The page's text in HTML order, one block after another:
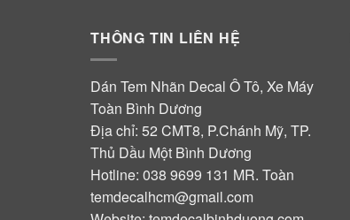
THÔNG TIN LIÊN HỆ
Dán Tem Nhãn Decal Ô Tô, Xe Máy
Toàn Bình Dương
Địa chỉ: 52 CMT8, P.Chánh Mỹ, TP.
Thủ Dầu Một Bình Dương
Hotline: 038 9699 131 MR. Toàn
temdecalhcm@gmail.com